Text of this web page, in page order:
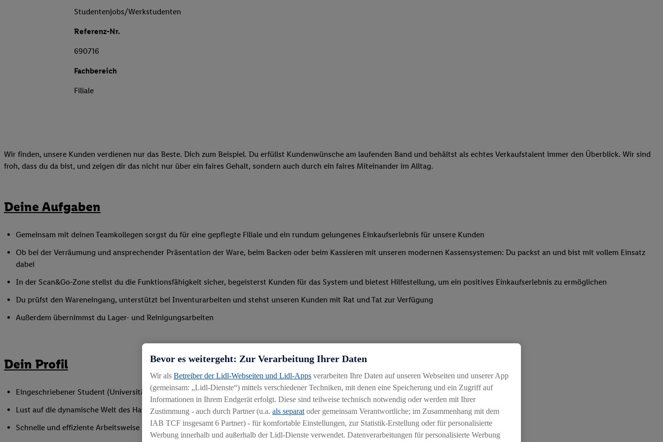
Studentenjobs/Werkstudenten
Referenz-Nr.
690716
Fachbereich
Filiale
Wir finden, unsere Kunden verdienen nur das Beste. Dich zum Beispiel. Du erfüllst Kundenwünsche am laufenden Band und behältst als echtes Verkaufstalent immer den Überblick. Wir sind
froh, dass du da bist, und zeigen dir das nicht nur über ein faires Gehalt, sondern auch durch ein faires Miteinander im Alltag.
Deine Aufgaben
Gemeinsam mit deinen Teamkollegen sorgst du für eine gepflegte Filiale und ein rundum gelungenes Einkaufserlebnis für unsere Kunden
Ob bei der Verräumung und ansprechender Präsentation der Ware, beim Backen oder beim Kassieren mit unseren modernen Kassensystemen: Du packst an und bist mit vollem Einsatz
dabei
In der Scan&Go-Zone stellst du die Funktionsfähigkeit sicher, begeisterst Kunden für das System und bietest Hilfestellung, um ein positives Einkaufserlebnis zu ermöglichen
Du prüfst den Wareneingang, unterstützt bei Inventurarbeiten und stehst unseren Kunden mit Rat und Tat zur Verfügung
Außerdem übernimmst du Lager- und Reinigungsarbeiten
Dein Profil
Eingeschriebener Student (Universität oder Hochschule)
Lust auf die dynamische Welt des Handels
Schnelle und effiziente Arbeitsweise
Bevor es weitergeht: Zur Verarbeitung Ihrer Daten
Wir als Betreiber der Lidl-Webseiten und Lidl-Apps verarbeiten Ihre Daten auf unseren Webseiten und unserer App
(gemeinsam: „Lidl-Dienste“) mittels verschiedener Techniken, mit denen eine Speicherung und ein Zugriff auf
Informationen in Ihrem Endgerät erfolgt. Diese sind teilweise technisch notwendig oder werden mit Ihrer
Zustimmung - auch durch Partner (u.a. als separat oder gemeinsam Verantwortliche; im Zusammenhang mit dem
IAB TCF insgesamt 6 Partner) - für komfortable Einstellungen, zur Statistik-Erstellung oder für personalisierte
Werbung innerhalb und außerhalb der Lidl-Dienste verwendet. Datenverarbeitungen für personalisierte Werbung